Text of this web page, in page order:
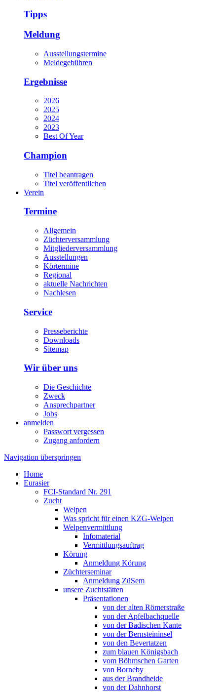
Tipps
Meldung
Ausstellungstermine
Meldegebühren
Ergebnisse
2026
2025
2024
2023
Best Of Year
Champion
Titel beantragen
Titel veröffentlichen
Verein
Termine
Allgemein
Züchterversammlung
Mitgliederversammlung
Ausstellungen
Körtermine
Regional
aktuelle Nachrichten
Nachlesen
Service
Presseberichte
Downloads
Sitemap
Wir über uns
Die Geschichte
Zweck
Ansprechpartner
Jobs
anmelden
Passwort vergessen
Zugang anfordern
Navigation überspringen
Home
Eurasier
FCI-Standard Nr. 291
Zucht
Welpen
Was spricht für einen KZG-Welpen
Welpenvermittlung
Infomaterial
Vermittlungsauftrag
Körung
Anmeldung Körung
Züchterseminar
Anmeldung ZüSem
unsere Zuchtstätten
Präsentationen
von der alten Römerstraße
von der Apfelbachquelle
von der Badischen Kante
von der Bernsteininsel
von den Bevertatzen
zum blauen Königsbach
vom Böhmschen Garten
von Borneby
aus der Brandheide
von der Dahnhorst